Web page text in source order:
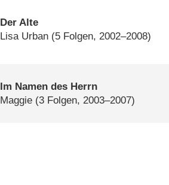
Der Alte
Lisa Urban (5 Folgen, 2002–2008)
Im Namen des Herrn
Maggie (3 Folgen, 2003–2007)